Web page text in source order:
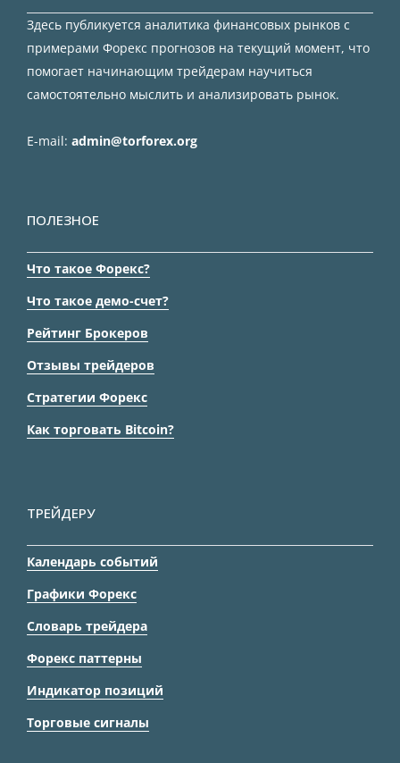
Здесь публикуется аналитика финансовых рынков с
примерами Форекс прогнозов на текущий момент, что
помогает начинающим трейдерам научиться
самостоятельно мыслить и анализировать рынок.
E-mail: admin@torforex.org
ПОЛЕЗНОЕ
Что такое Форекс?
Что такое демо-счет?
Рейтинг Брокеров
Отзывы трейдеров
Стратегии Форекс
Как торговать Bitcoin?
ТРЕЙДЕРУ
Календарь событий
Графики Форекс
Словарь трейдера
Форекс паттерны
Индикатор позиций
Торговые сигналы